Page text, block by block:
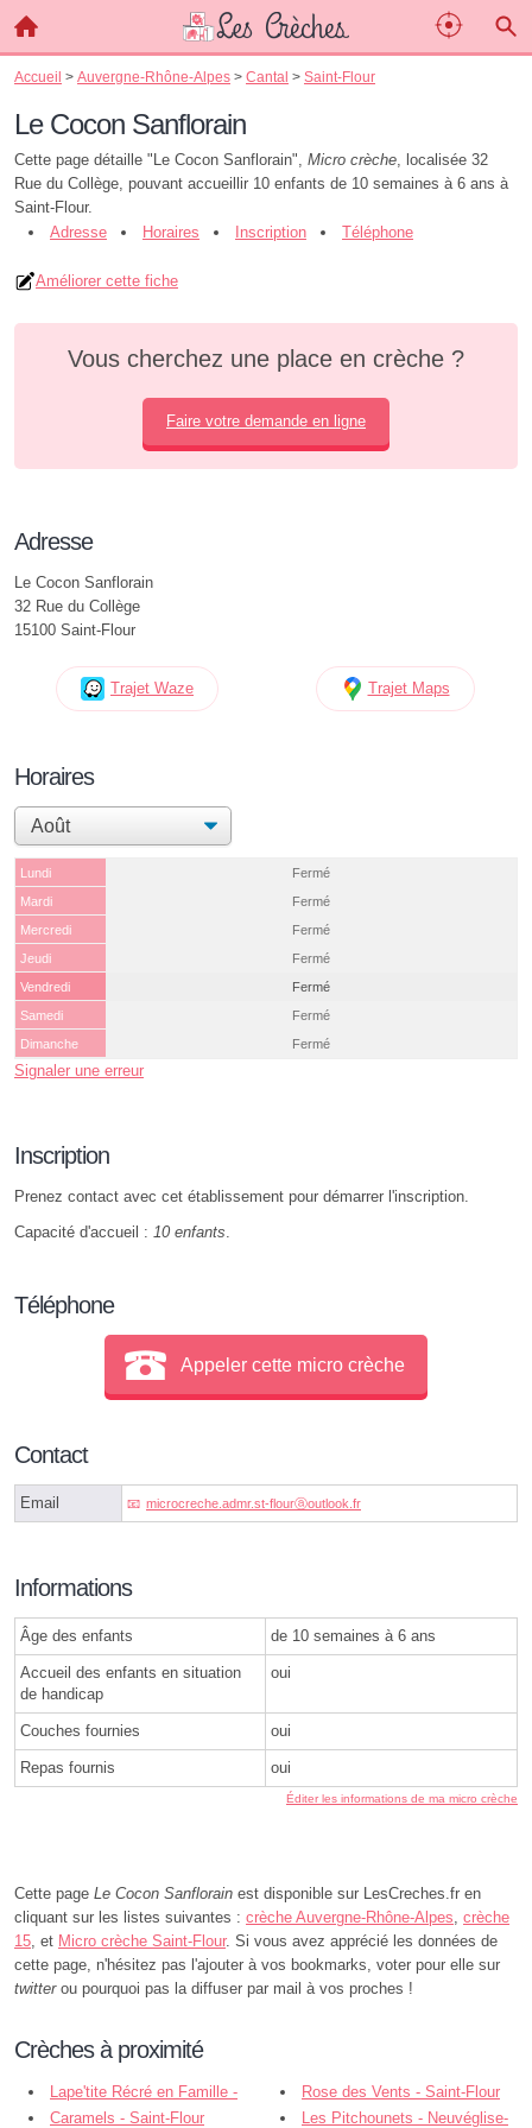
Accueil > Auvergne-Rhône-Alpes > Cantal > Saint-Flour
Le Cocon Sanflorain
Cette page détaille "Le Cocon Sanflorain", Micro crèche, localisée 32
Rue du Collège, pouvant accueillir 10 enfants de 10 semaines à 6 ans à
Saint-Flour.
Adresse
Horaires Inscription Téléphone
Améliorer cette fiche
Vous cherchez une place en crèche ?
Faire votre demande en ligne
Adresse
Le Cocon Sanflorain
32 Rue du Collège
15100 Saint-Flour
Trajet Waze Trajet Maps
Horaires
Lundi
Fermé
Mardi
Fermé
Mercredi
Fermé
Jeudi
Fermé
Vendredi
Fermé
Samedi
Fermé
Dimanche
Fermé
Signaler une erreur
Inscription
Prenez contact avec cet établissement pour démarrer l'inscription.
Capacité d'accueil : 10 enfants.
Téléphone
Appeler cette micro crèche
Contact
Email microcreche.admr.st-flourⓐoutlook.fr
Informations
Âge des enfants de 10 semaines à 6 ans
Accueil des enfants en situation
de handicap
oui
Couches fournies oui
Repas fournis oui
Éditer les informations de ma micro crèche
Cette page Le Cocon Sanflorain est disponible sur LesCreches.fr en
cliquant sur les listes suivantes : crèche Auvergne-Rhône-Alpes, crèche
15, et Micro crèche Saint-Flour. Si vous avez apprécié les données de
cette page, n'hésitez pas l'ajouter à vos bookmarks, voter pour elle sur
twitterou pourquoi pas la diffuser par mail à vos proches !
Crèches à proximité
Lape'tite Récré en Famille -
Saint-Flour
Rose des Vents - Saint-Flour
Caramels - Saint-Flour
Les Pitchounets - Neuvéglise-